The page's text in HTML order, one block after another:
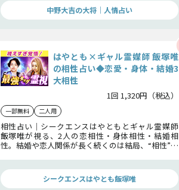
中野大吉の大将｜人情占い
はやとも×ギャル霊媒師 飯塚唯
の相性占い◆恋愛・身体・結婚3
大相性
1回 1,320円（税込）
一部無料 二人用
相性占い｜シークエンスはやともとギャル霊媒師
飯塚唯が視る、2人の恋相性・身体相性・結婚相
性。結婚や恋人関係が長く続くのは結局、“相性”。
な2人の相性を霊視で占います。
シークエンスはやとも飯塚唯